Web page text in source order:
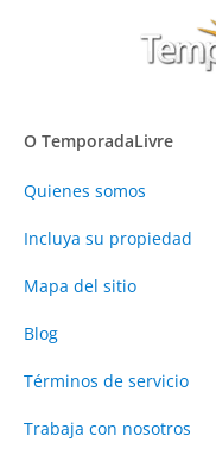
O TemporadaLivre
Quienes somos
Incluya su propiedad
Mapa del sitio
Blog
Términos de servicio
Trabaja con nosotros